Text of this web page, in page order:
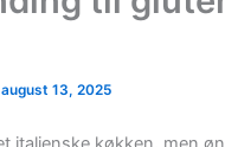
august 13, 2025